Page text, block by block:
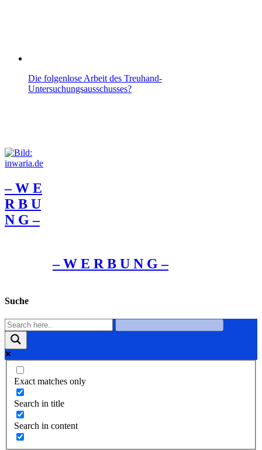
Die folgenlose Arbeit des Treuhand-
Untersuchungsausschusses?
– W Ε
R Β U
Ν G –
– W Ε R Β U Ν G –
Suche
Exact matches only
Search in title
Search in content